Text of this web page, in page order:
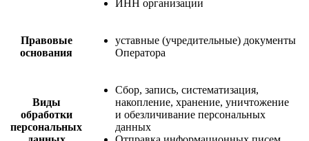
ИНН организации
Правовые
основания
уставные (учредительные) документы
Оператора
Виды
обработки
персональных
Сбор, запись, систематизация,
накопление, хранение, уничтожение
и обезличивание персональных
данных